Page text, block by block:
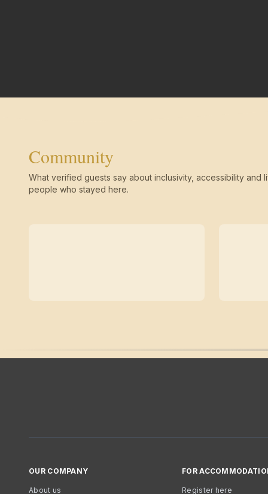
Community
What verified guests say about inclusivity, accessibility and
people who stayed here.
OUR COMPANY
About us
FOR
Register here